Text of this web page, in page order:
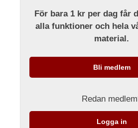
För bara 1 kr per dag får
alla funktioner och hela
material.
Bli medlem
Redan
Logga in